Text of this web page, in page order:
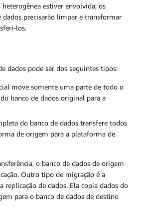
estiver envolvida, os
dados precisarão limpar e transformar
los.
dados pode ser dos seguintes tipos:
move somente uma parte de todo o
banco de dados original para a
do banco de dados transfere todos
de origem para a plataforma de
o banco de dados de origem
Outro tipo de migração é a
replicação de dados. Ela copia dados do
para o banco de dados de destino